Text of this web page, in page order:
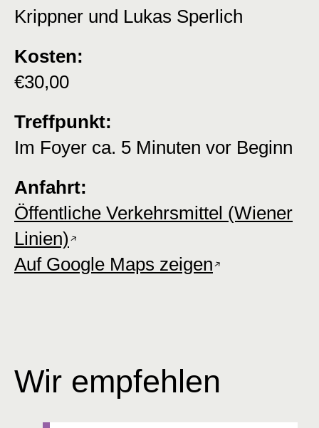
Krippner und Lukas Sperlich
Kosten:
€30,00
Treffpunkt:
Im Foyer ca. 5 Minuten vor Beginn
Anfahrt:
Öffentliche Verkehrsmittel (Wiener
Linien)
Auf Google Maps zeigen
Wir empfehlen